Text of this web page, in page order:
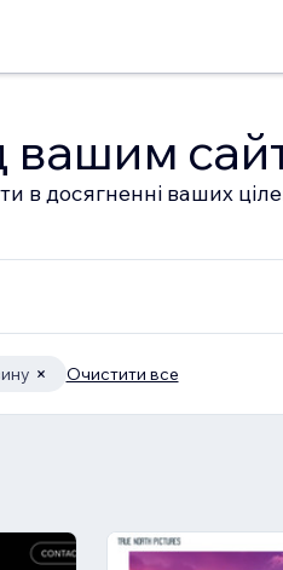
вашим
в досягненні ваших
Очистити все